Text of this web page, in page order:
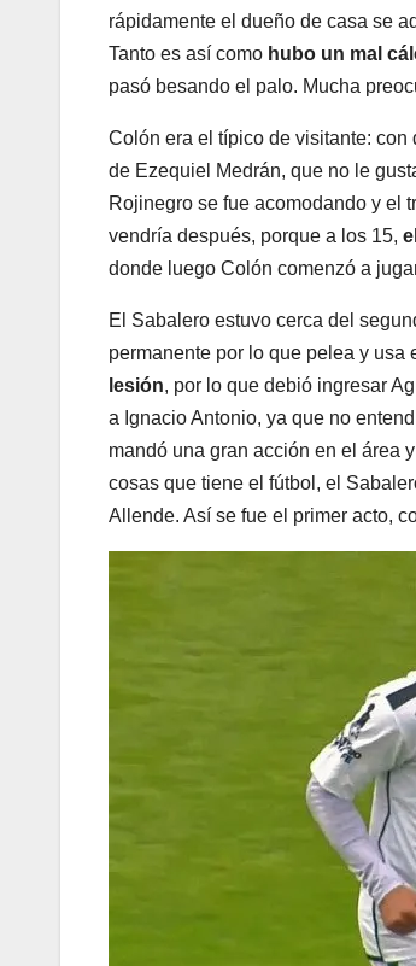
rápidamente el dueño de casa se
Tanto es así como hubo un mal
pasó besando el palo. Mucha
Colón era el típico de visitante:
de Ezequiel Medrán, que no le
Rojinegro se fue acomodando y el
vendría después, porque a los 15,
donde luego Colón comenzó a
El Sabalero estuvo cerca del
permanente por lo que pelea y usa
lesión, por lo que debió ingresar
a Ignacio Antonio, ya que no
mandó una gran acción en el área y
cosas que tiene el fútbol, el
Allende. Así se fue el primer acto,